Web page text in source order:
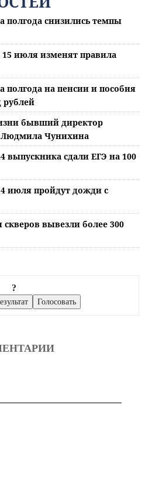
полгода снизились темпы
15 июля изменят правила
полгода на пенсии и пособия
рублей
бывший директор
Людмила Чунихина
выпускника сдали ЕГЭ на 100
июля пройдут дожди с
скверов вывезли более 300
?